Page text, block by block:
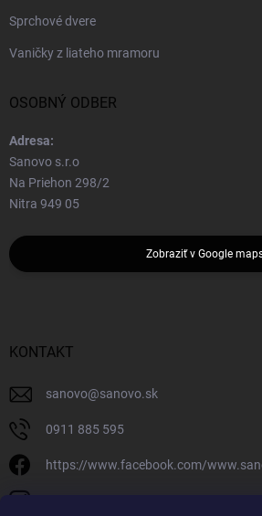
Sprchové dvere
Vaničky z liateho mramoru
OSOBNÝ ODBER
Adresa:
Sanovo s.r.o
Na Priehon 298/2
Nitra 949 05
Zobraziť v Google
KONTAKT
sanovo@sanovo.sk
0911 885 595
https://www.facebook.com/